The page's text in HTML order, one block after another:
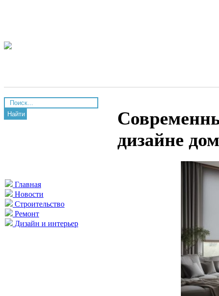
Найти
Главная
Новости
Строительство
Ремонт
Дизайн и интерьер
дизайне